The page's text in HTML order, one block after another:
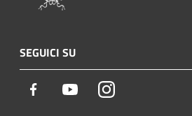
SEGUICI SU
Facebook YoutubeInstagram